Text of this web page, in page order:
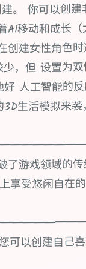
。 你可以创
移动和成长
建女性角色
，但 设置为
人工智能的
生活模拟来
了游戏领域的
享受悠闲自在
以创建自己